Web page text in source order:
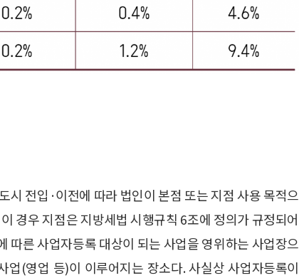
시 전입·이전에 따라 법인이 본점 또는 지점 사용 목적으
경우 지점은 지방세법 시행규칙 6조에 정의가 규정되어
따른 사업자등록 대상이 되는 사업을 영위하는 사업장으
(영업 등)이 이루어지는 장소다. 사실상 사업자등록이